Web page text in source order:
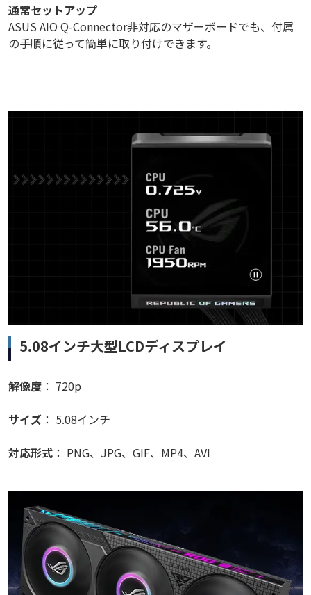
通常セットアップ
ASUS AIO Q-Connector非対応のマザーボードでも、付属
の手順に従って簡単に取り付けできます。
5.08インチ大型LCDディスプレイ
解像度 ： 720p
サイズ ： 5.08インチ
対応形式 ： PNG、JPG、GIF、MP4、AVI